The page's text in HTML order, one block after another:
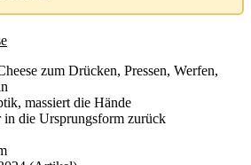
zum Drücken, Pressen, Werfen,
massiert die Hände
in die Ursprungsform zurück